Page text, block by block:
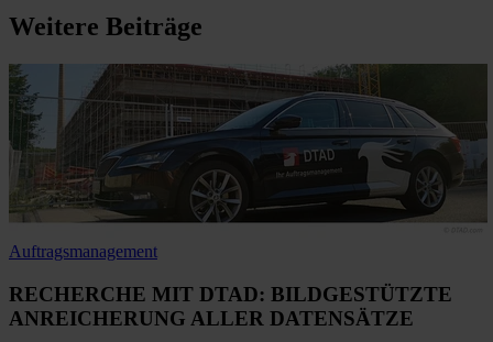
Weitere Beiträge
Auftragsmanagement
RECHERCHE MIT DTAD: BILDGESTÜTZTE
ANREICHERUNG ALLER DATENSÄTZE